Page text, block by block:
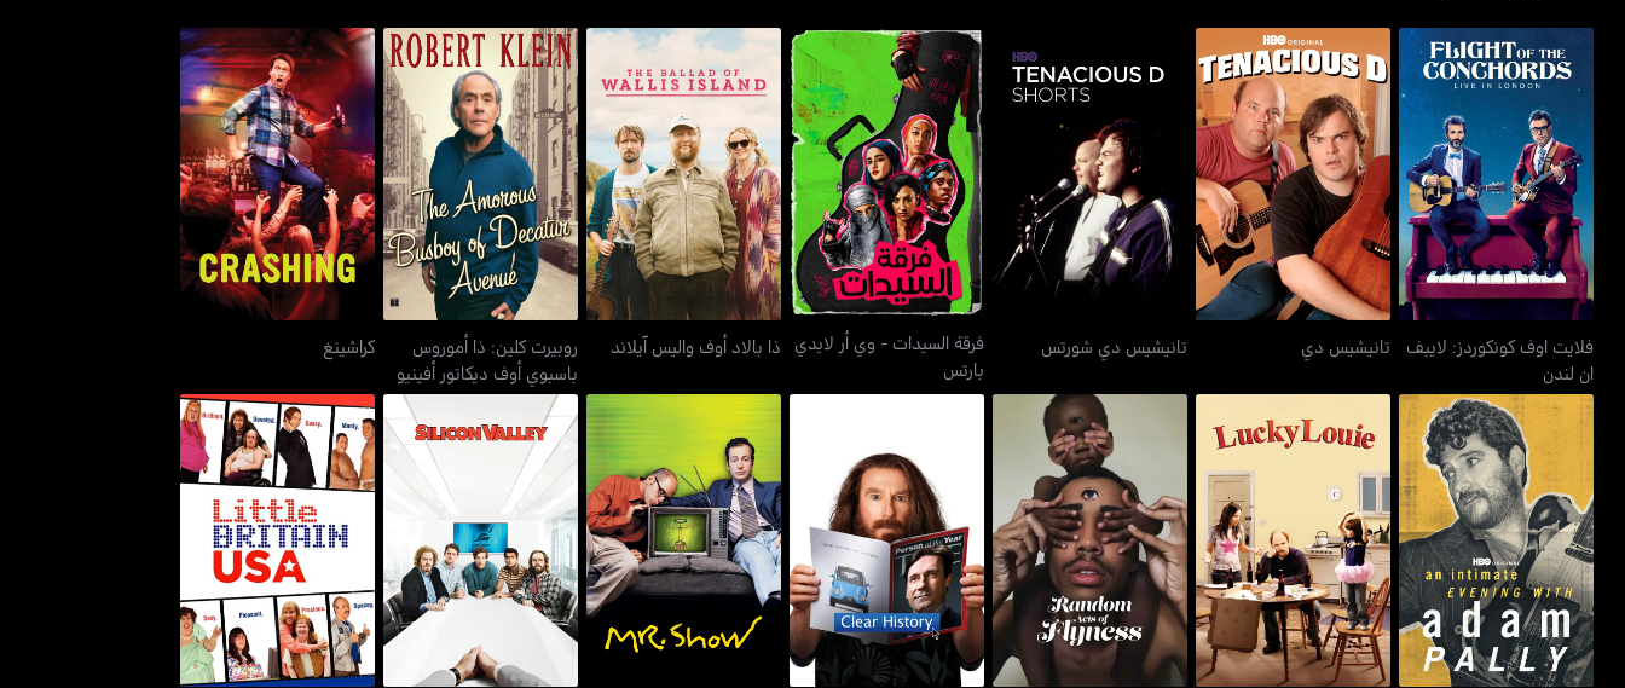
فلايت اوف كونكوردز: لايبف
ان لندن
فلايت اوف كونكوردز: لايبف
ان لندن
تانيشيس دي
تانيشيس دي
تانيشيس دي شورتس
تانيشيس دي شورتس
فرقة السيدات - وي أر لايدي
بارتس
فرقة السيدات - وي أر لايدي
بارتس
ذا بالاد أوف واليس آيلاند
ذا بالاد أوف واليس آيلاند
روبيرت كلين: ذا أموروس
باسبوي أوف ديكاتور أفينيو
روبيرت كلين: ذا أموروس
باسبوي أوف ديكاتور أفينيو
كراشينغ
كراشينغ
آن إنتميت إيفنينغ ويذ آدم
بالي
لاكي لوي راندوم أكتس أوف فلاينيس كلير هستوري مستر شو سيليكون فالي ليتل بريتن يو إس ايه